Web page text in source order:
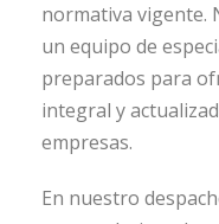
normativa vigente.
un equipo de
preparados para
integral y
empresas.
En nuestro